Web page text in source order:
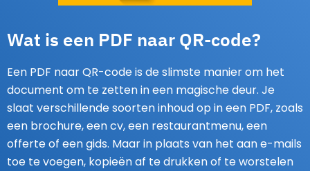
Wat is een PDF naar QR-code?
Een PDF naar QR-code is de slimste manier om het
document om te zetten in een magische deur. Je
slaat verschillende soorten inhoud op in een PDF, zoals
een brochure, een cv, een restaurantmenu, een
offerte of een gids. Maar in plaats van het aan e-mails
toe te voegen, kopieën af te drukken of te worstelen